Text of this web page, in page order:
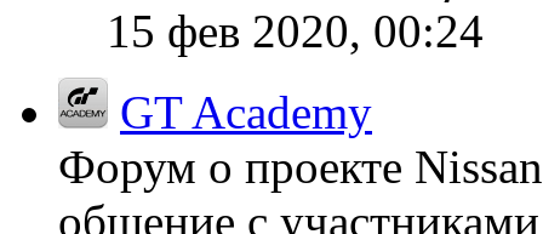
15 фев 2020, 00:24
GT Academy
Форум о проекте
общение с